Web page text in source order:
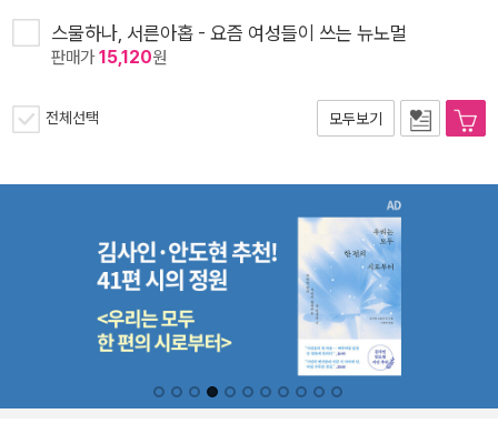
스물하나, 서른아홉 - 요즘 여성들이 쓰는 뉴노멀
판매가15,120원
전체선택 모두보기